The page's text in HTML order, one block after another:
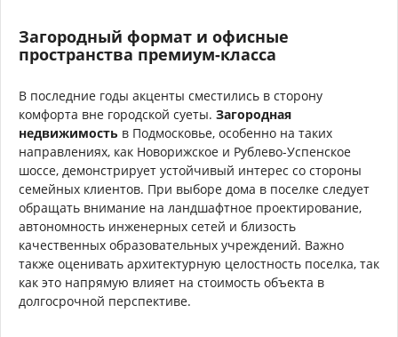
Загородный формат и офисные
пространства премиум-класса
В последние годы акценты сместились в сторону
комфорта вне городской суеты. Загородная
недвижимость в Подмосковье, особенно на таких
направлениях, как Новорижское и Рублево-Успенское
шоссе, демонстрирует устойчивый интерес со стороны
семейных клиентов. При выборе дома в поселке следует
обращать внимание на ландшафтное проектирование,
автономность инженерных сетей и близость
качественных образовательных учреждений. Важно
также оценивать архитектурную целостность поселка, так
как это напрямую влияет на стоимость объекта в
долгосрочной перспективе.